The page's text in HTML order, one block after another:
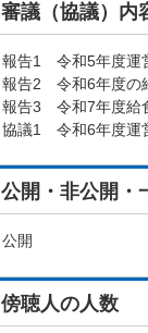
審議（協議）内
報告1 令和5年度運
報告2 令和6年度の
報告3 令和7年度給
協議1 令和6年度運
公開・非公開・
公開
傍聴人の人数